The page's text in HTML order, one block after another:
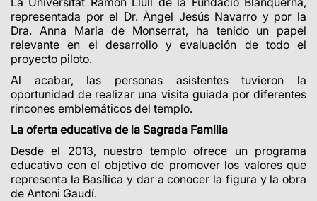
representada por el Dr. Àngel Jesús Navarro y por la
Dra. Anna Maria de Monserrat, ha tenido un papel
relevante en el desarrollo y evaluación de todo el
proyecto piloto.
Al acabar, las personas asistentes tuvieron la
oportunidad de realizar una visita guiada por diferentes
rincones emblemáticos del templo.
La oferta educativa de la Sagrada Familia
Desde el 2013, nuestro templo ofrece un programa
educativo con el objetivo de promover los valores que
representa la Basílica y dar a conocer la figura y la obra
de Antoni Gaudí.